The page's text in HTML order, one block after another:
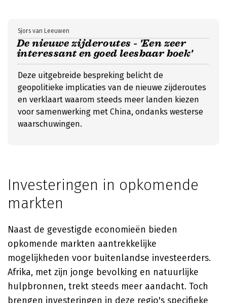
De nieuwe zijderoutes - 'Een zeer
interessant en goed leesbaar boek'
Sjors van Leeuwen
Deze uitgebreide bespreking belicht de
geopolitieke implicaties van de nieuwe zijderoutes
en verklaart waarom steeds meer landen kiezen
voor samenwerking met China, ondanks westerse
waarschuwingen.
Investeringen in opkomende
markten
Naast de gevestigde economieën bieden
opkomende markten aantrekkelijke
mogelijkheden voor buitenlandse investeerders.
Afrika, met zijn jonge bevolking en natuurlijke
hulpbronnen, trekt steeds meer aandacht. Toch
brengen investeringen in deze regio's specifieke